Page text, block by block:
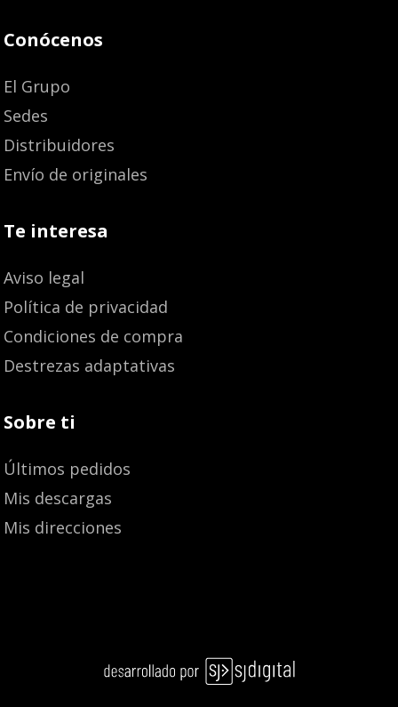
Conócenos
El Grupo
Sedes
Distribuidores
Envío de originales
Te interesa
Aviso legal
Política de privacidad
Condiciones de compra
Destrezas adaptativas
Sobre ti
Últimos pedidos
Mis descargas
Mis direcciones